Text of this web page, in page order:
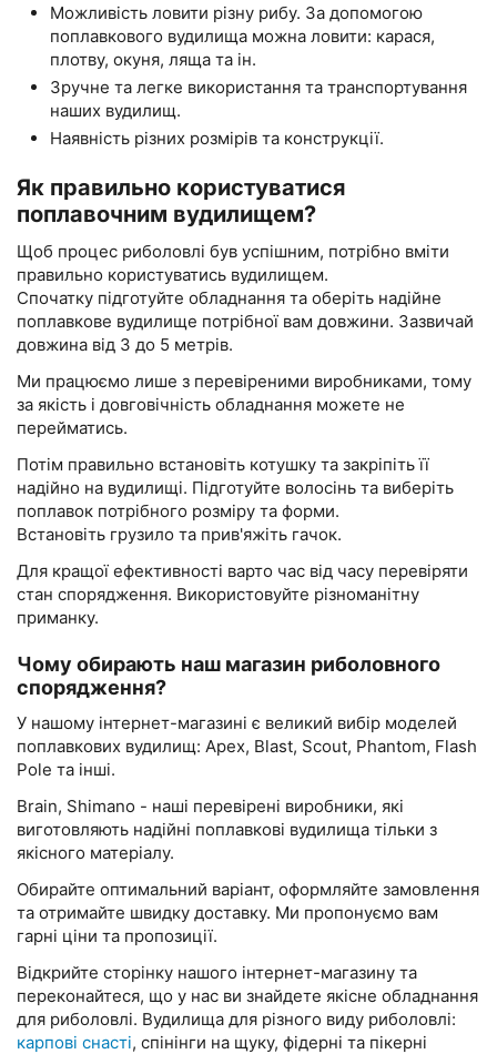
Можливість ловити різну рибу. За допомогою
поплавкового вудилища можна ловити: карася,
плотву, окуня, ляща та ін.
Зручне та легке використання та транспортування
наших вудилищ.
Наявність різних розмірів та конструкції.
Як правильно користуватися
поплавочним вудилищем?
Щоб процес риболовлі був успішним, потрібно вміти
правильно користуватись вудилищем.
Спочатку підготуйте обладнання та оберіть надійне
поплавкове вудилище потрібної вам довжини. Зазвичай
довжина від 3 до 5 метрів.
Ми працюємо лише з перевіреними виробниками, тому
за якість і довговічність обладнання можете не
перейматись.
Потім правильно встановіть котушку та закріпіть її
надійно на вудилищі. Підготуйте волосінь та виберіть
поплавок потрібного розміру та форми.
Встановіть грузило та прив'яжіть гачок.
Для кращої ефективності варто час від часу перевіряти
стан спорядження. Використовуйте різноманітну
приманку.
Чому обирають наш магазин риболовного
спорядження?
У нашому інтернет-магазині є великий вибір моделей
поплавкових вудилищ: Apex, Blast, Scout, Phantom, Flash
Pole та інші.
Brain, Shimano - наші перевірені виробники, які
виготовляють надійні поплавкові вудилища тільки з
якісного матеріалу.
Обирайте оптимальний варіант, оформляйте замовлення
та отримайте швидку доставку. Ми пропонуємо вам
гарні ціни та пропозиції.
Відкрийте сторінку нашого інтернет-магазину та
переконайтеся, що у нас ви знайдете якісне обладнання
для риболовлі. Вудилища для різного виду риболовлі:
карпові снасті, спінінги на щуку, фідерні та пікерні